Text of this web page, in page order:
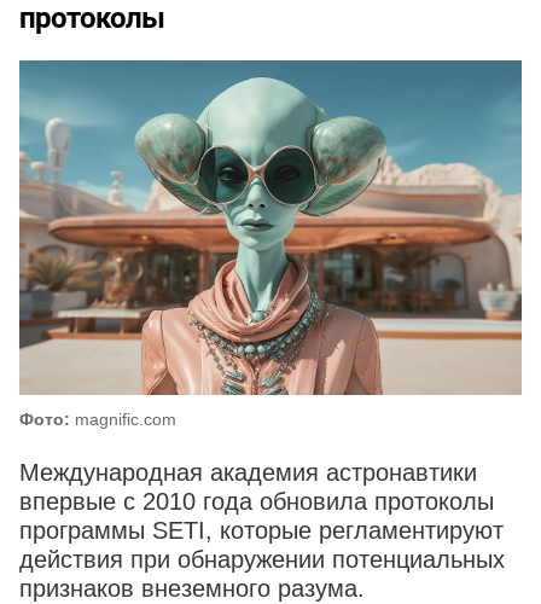
протоколы
Фото: magnific.com
Международная академия астронавтики
впервые с 2010 года обновила протоколы
программы SETI, которые регламентируют
действия при обнаружении потенциальных
признаков внеземного разума.